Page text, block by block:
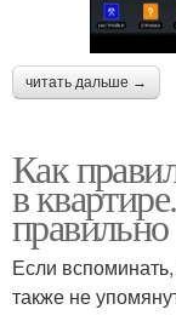
читать дальше →
Как
в
правильно
Если
также не